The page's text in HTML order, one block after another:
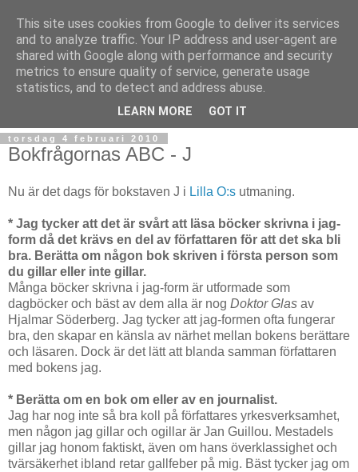
torsdag 4 februari 2010
Bokfrågornas ABC - J
Nu är det dags för bokstaven J i Lilla O:s utmaning.
* Jag tycker att det är svårt att läsa böcker skrivna i jag-
form då det krävs en del av författaren för att det ska bli
bra. Berätta om någon bok skriven i första person som
du gillar eller inte gillar.
Många böcker skrivna i jag-form är utformade som
dagböcker och bäst av dem alla är nog Doktor Glas av
Hjalmar Söderberg. Jag tycker att jag-formen ofta fungerar
bra, den skapar en känsla av närhet mellan bokens berättare
och läsaren. Dock är det lätt att blanda samman författaren
med bokens jag.
* Berätta om en bok om eller av en journalist.
Jag har nog inte så bra koll på författares yrkesverksamhet,
men någon jag gillar och ogillar är Jan Guillou. Mestadels
gillar jag honom faktiskt, även om hans överklassighet och
tvärsäkerhet ibland retar gallfeber på mig. Bäst tycker jag om
This site uses cookies from Google to deliver its services
and to analyze traffic. Your IP address and user-agent are
shared with Google along with performance and security
metrics to ensure quality of service, generate usage
statistics, and to detect and address abuse.
LEARN MORE GOT IT